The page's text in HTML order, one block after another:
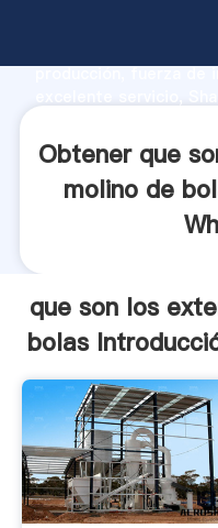
producción, fuerza de
aporta valores a
Obtener que
molino de
que son los
bolas